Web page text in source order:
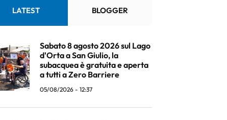
LATEST BLOGGER
Sabato 8 agosto 2026 sul Lago
d'Orta a San Giulio, la
subacquea è gratuita e aperta
a tutti a Zero Barriere
05/08/2026 - 12:37